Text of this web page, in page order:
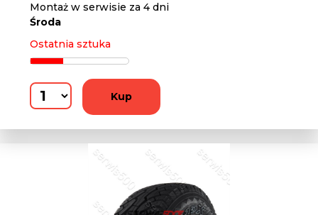
Montaż w serwisie za 4 dni
Środa
Ostatnia sztuka
Kup